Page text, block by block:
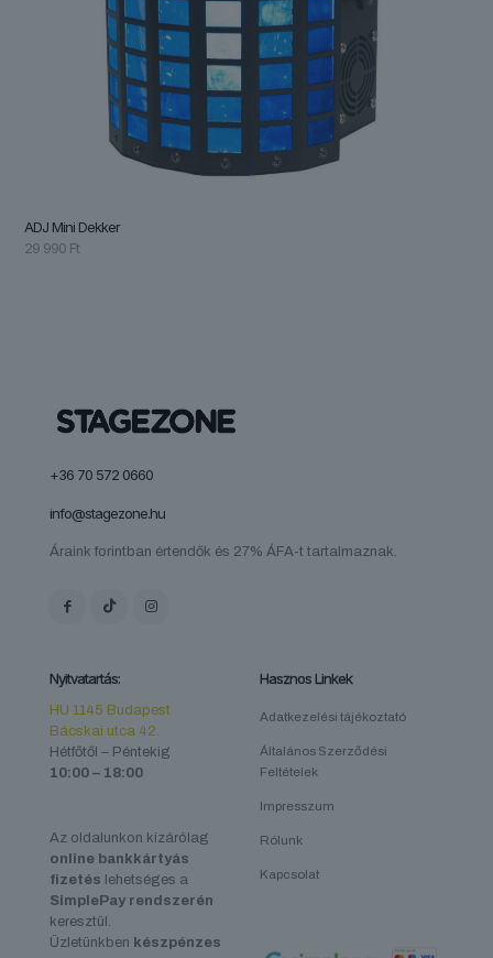
ADJ Mini Dekker
29 990 Ft
+36 70 572 0660
info@stagezone.hu
Áraink forintban értendők és 27% ÁFA-t tartalmaznak.
Nyitvatartás:
HU 1145 Budapest
Bácskai utca 42.
Hétfőtől – Péntekig
10:00 – 18:00
Az oldalunkon kizárólag
online bankkártyás
fizetés lehetséges a
SimplePay rendszerén
keresztül.
Üzletünkben készpénzes
Hasznos Linkek
Adatkezelési tájékoztató
Általános Szerződési
Feltételek
Impresszum
Rólunk
Kapcsolat